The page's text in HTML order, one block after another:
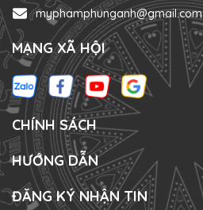
myphamphunganh@gmail.com
MẠNG XÃ HỘI
CHÍNH SÁCH
HƯỚNG DẪN
ĐĂNG KÝ NHẬN TIN